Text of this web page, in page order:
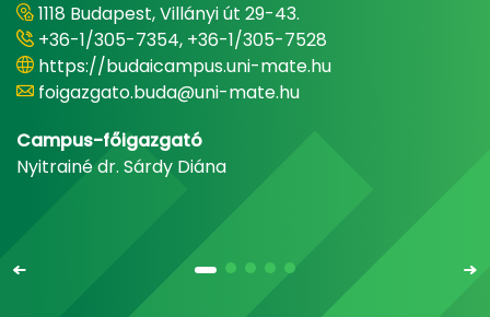
1118 Budapest, Villányi út 29-43.
+36-1/305-7354, +36-1/305-7528
https://budaicampus.uni-mate.hu
foigazgato.buda@uni-mate.hu
Campus-főigazgató
Nyitrainé dr. Sárdy Diána